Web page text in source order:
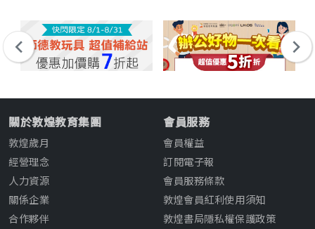
關於敦煌教育集團
敦煌歲月
經營理念
人力資源
關係企業
合作夥伴
會員服務
會員權益
訂閱電子報
會員服務條款
敦煌會員紅利使用須知
敦煌書局隱私權保護政策